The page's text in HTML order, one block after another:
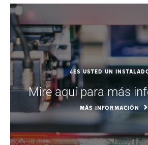
¿Es usted un
Mire aquí para más
MÁS INFORMACIÓN